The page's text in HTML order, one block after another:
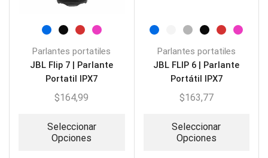
Parlantes portatiles
JBL Flip 7 | Parlante
Portatil IPX7
$164,99
Seleccionar
Opciones
Parlantes portatiles
JBL FLIP 6 | Parlante
Portátil IPX7
$163,77
Seleccionar
Opciones